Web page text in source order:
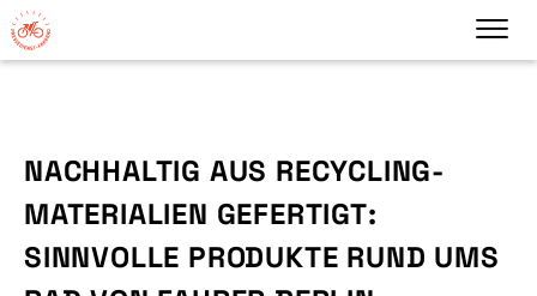
NACHHALTIG AUS RECYCLING-
MATERIALIEN GEFERTIGT:
SINNVOLLE PRODUKTE RUND UMS